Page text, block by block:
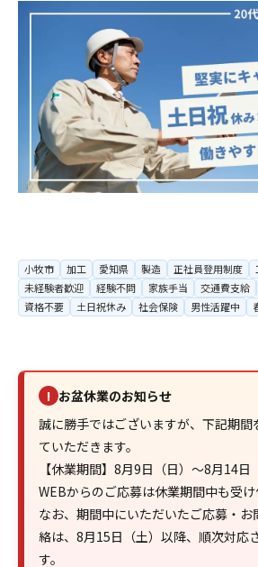
小牧市 加工 愛知県 製造 正社員登用制度
未経験者歓迎
経験不問 家族手当 交通費支給
資格不要
土日祝休み 社会保険 男性活躍中
! お盆休業のお知らせ
誠に勝手ではございますが、下記期間
ていただきます。
【休業期間】8月9日（日）～8月14日
WEBからのご応募は休業期間中も受け
なお、期間中にいただいたご応募・
絡は、8月15日（土）以降、順次対応
す。